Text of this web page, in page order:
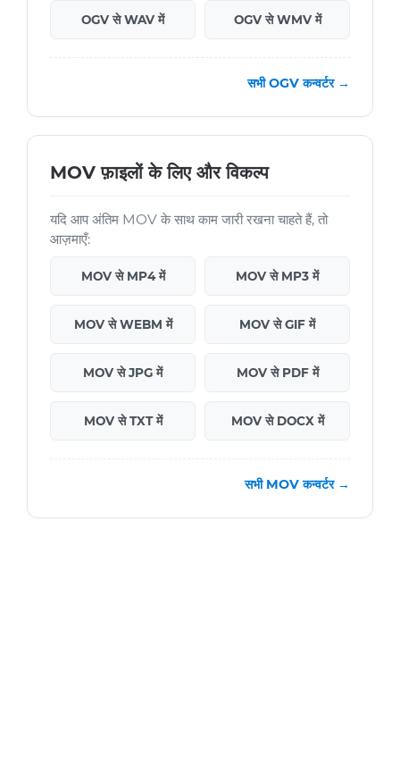
OGV से WAV में OGV से WMV में
सभी OGV कन्वर्टर →
MOV फ़ाइलों के लिए और विकल्प
यदि आप अंतिम MOV के साथ काम जारी रखना चाहते हैं, तो
आज़माएँ:
MOV से MP4 में MOV से MP3 में
MOV से WEBM में MOV से GIF में
MOV से JPG में MOV से PDF में
MOV से TXT में MOV से DOCX में
सभी MOV कन्वर्टर →